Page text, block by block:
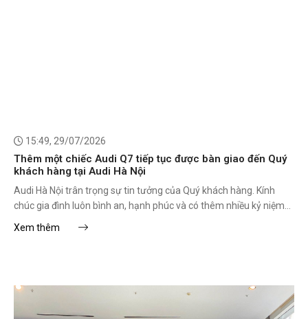
15:49, 29/07/2026
Thêm một chiếc Audi Q7 tiếp tục được bàn giao đến Quý
khách hàng tại Audi Hà Nội
Audi Hà Nội trân trọng sự tin tưởng của Quý khách hàng. Kính
chúc gia đình luôn bình an, hạnh phúc và có thêm nhiều kỷ niệm
Xem thêm